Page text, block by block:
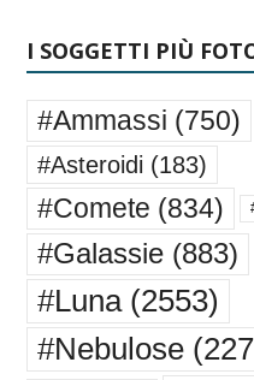
I SOGGETTI PIÙ
#Ammassi (750)
#Asteroidi (183)
#Comete (834)
#Galassie(883)
#Luna(2553)
#Nebulose